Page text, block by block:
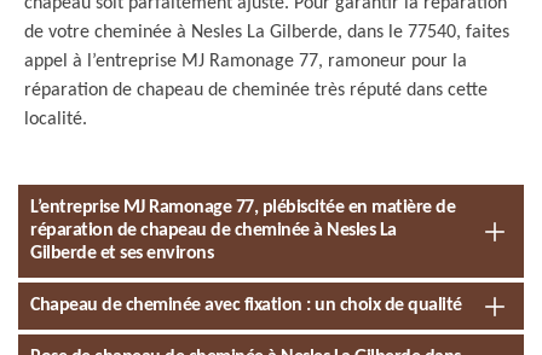
de votre cheminée à Nesles La Gilberde, dans le 77540, faites
appel à l’entreprise MJ Ramonage 77, ramoneur pour la
réparation de chapeau de cheminée très réputé dans cette
localité.
L’entreprise MJ Ramonage 77, plébiscitée en matière de
réparation de chapeau de cheminée à Nesles La
Gilberde et ses environs
Chapeau de cheminée avec fixation : un choix de qualité